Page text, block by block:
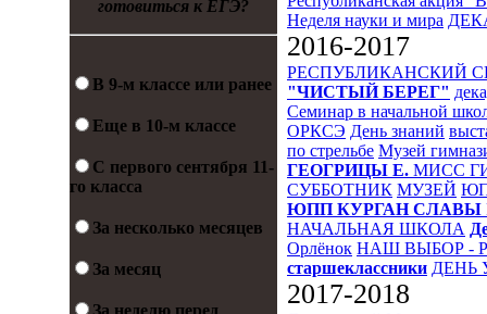
готовиться к ЕГЭ?
В 9-м классе или ранее
Еще в 10-м классе
С первого сентября 11-
го класса
За несколько месяцев
За месяц
Неделя науки и мира
2016-2017
РЕСПУБЛИКАНСКИЙ
"ЧИСТЫЙ БЕРЕГ"
Семинар в начальной
ОРКСЭ День знаний
по стрельбе Музей
ГЕОГРИЦЫ Е. МИСС
СУББОТНИК МУЗЕЙ
ЮПП КУРГАН СЛАВЫ
НАЧАЛЬНАЯ ШКОЛА
Орлёнок НАШ ВЫБОР -
старшеклассники ДЕНЬ
2017-2018